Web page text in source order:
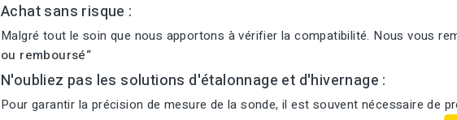
Achat sans risque :
Malgré tout le soin que nous apportons à vérifier la compatibilité. Nous vous
ou remboursé“
N'oubliez pas les solutions d'étalonnage et d'hivernage :
Pour garantir la précision de mesure de la sonde, il est souvent nécessaire de